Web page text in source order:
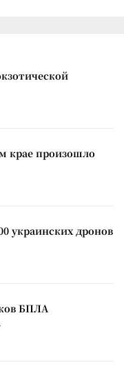
крае произошло
украинских дронов
БПЛА